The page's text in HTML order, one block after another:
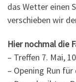
das Wetter einen
verschieben wir
Hier nochmal die
– Treffen 7. Mai,
– Opening Run